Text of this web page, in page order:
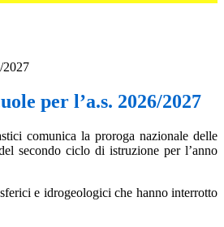
2027
per l’a.s. 2026/2027
comunica la proroga nazionale delle
secondo ciclo di istruzione per l’anno
e idrogeologici che hanno interrotto